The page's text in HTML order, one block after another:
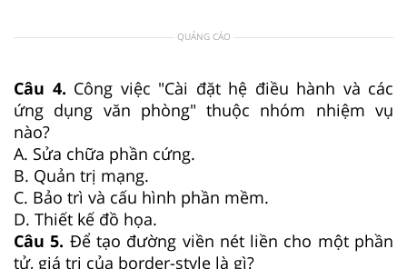
QUẢNG CÁO
Câu 4. Công việc "Cài đặt hệ điều hành và các
ứng dụng văn phòng" thuộc nhóm nhiệm vụ
nào?
A. Sửa chữa phần cứng.
B. Quản trị mạng.
C. Bảo trì và cấu hình phần mềm.
D. Thiết kế đồ họa.
Câu 5. Để tạo đường viền nét liền cho một phần
tử, giá trị của border-style là gì?